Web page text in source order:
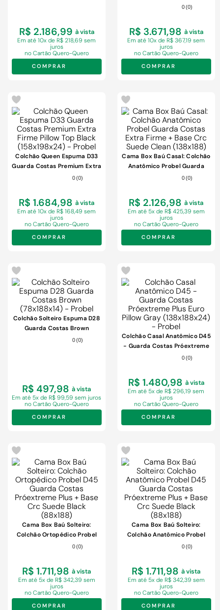
R$ 2.186,99 à vista
Ematé 10x de R$ 218,69 sem
juros
no Cartão Quero-Quero
COMPRAR
Extreme Gel Double Face
0 (0)
R$ 3.671,98 à vista
Ematé 10x de R$ 367,19 sem
juros
no Cartão Quero-Quero
COMPRAR
Colchão Queen Espuma D33
Guarda Costas Premium Extra
Firme Pillow Top Black
0 (0)
R$ 1.684,98 à vista
Ematé 10x de R$ 168,49 sem
juros
no Cartão Quero-Quero
COMPRAR
Cama Box Baú Casal: Colchão
Anatômico Probel Guarda
Costas Extra Firme + Base
0 (0)
R$ 2.126,98 à vista
Em até 5x de R$ 425,39 sem
juros
no Cartão Quero-Quero
COMPRAR
Colchão Solteiro Espuma D28
Guarda Costas Brown
(78x188x14) - Probel
0 (0)
R$ 497,98 à vista
Ematé 5x de R$ 99,59 sem juros
no Cartão Quero-Quero
COMPRAR
Colchão Casal Anatômico D45
- Guarda Costas Próextreme
Plus Euro Pillow Gray
0 (0)
R$ 1.480,98 à vista
Ematé 5x de R$ 296,19 sem
juros
no Cartão Quero-Quero
COMPRAR
Cama Box Baú Solteiro:
Colchão Ortopédico Probel
D45 Guarda Costas
0 (0)
R$ 1.711,98 à vista
Em até 5x de R$ 342,39 sem
juros
no Cartão Quero-Quero
COMPRAR
Cama Box Baú Solteiro:
Colchão Anatômico Probel
D45 Guarda Costas
0 (0)
R$ 1.711,98 à vista
Em até 5x de R$ 342,39 sem
juros
no Cartão Quero-Quero
COMPRAR